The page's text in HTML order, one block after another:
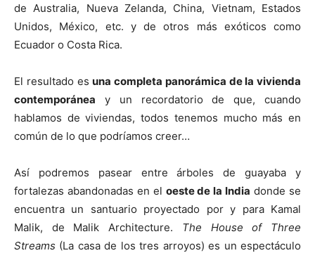
de Australia, Nueva Zelanda, China, Vietnam, Estados
Unidos, México, etc. y de otros más exóticos como
Ecuador o Costa Rica.
El resultado esuna completa panorámica de la vivienda
contemporánea y un recordatorio de que, cuando
hablamos de viviendas, todos tenemos mucho más en
común de lo que podríamos creer…
Así podremos pasear entre árboles de guayaba y
fortalezas abandonadas en el oeste de la India donde se
encuentra un santuario proyectado por y para Kamal
Malik, de Malik Architecture. The House of Three
Streams (La casa de los tres arroyos) es un espectáculo